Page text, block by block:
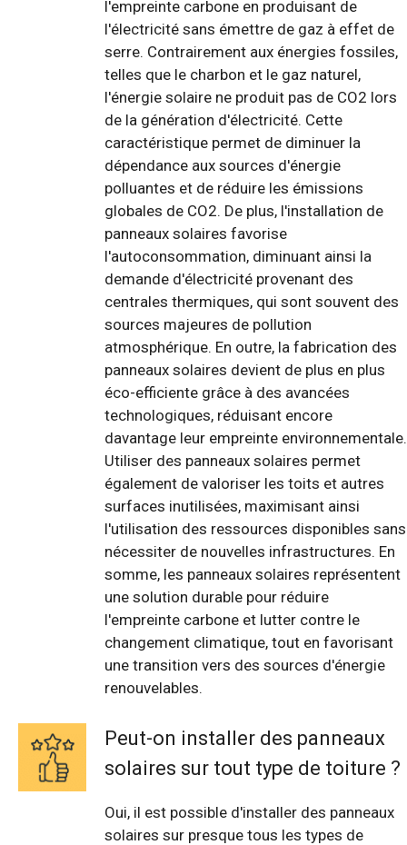
l'empreinte carbone en produisant de
l'électricité sans émettre de gaz à effet de
serre. Contrairement aux énergies fossiles,
telles que le charbon et le gaz naturel,
l'énergie solaire ne produit pas de CO2 lors
de la génération d'électricité. Cette
caractéristique permet de diminuer la
dépendance aux sources d'énergie
polluantes et de réduire les émissions
globales de CO2. De plus, l'installation de
panneaux solaires favorise
l'autoconsommation, diminuant ainsi la
demande d'électricité provenant des
centrales thermiques, qui sont souvent des
sources majeures de pollution
atmosphérique. En outre, la fabrication des
panneaux solaires devient de plus en plus
éco-efficiente grâce à des avancées
technologiques, réduisant encore
davantage leur empreinte environnementale.
Utiliser des panneaux solaires permet
également de valoriser les toits et autres
surfaces inutilisées, maximisant ainsi
l'utilisation des ressources disponibles sans
nécessiter de nouvelles infrastructures. En
somme, les panneaux solaires représentent
une solution durable pour réduire
l'empreinte carbone et lutter contre le
changement climatique, tout en favorisant
une transition vers des sources d'énergie
renouvelables.
Peut-on installer des panneaux
solaires sur tout type de toiture ?
Oui, il est possible d'installer des panneaux
solaires sur presque tous les types de